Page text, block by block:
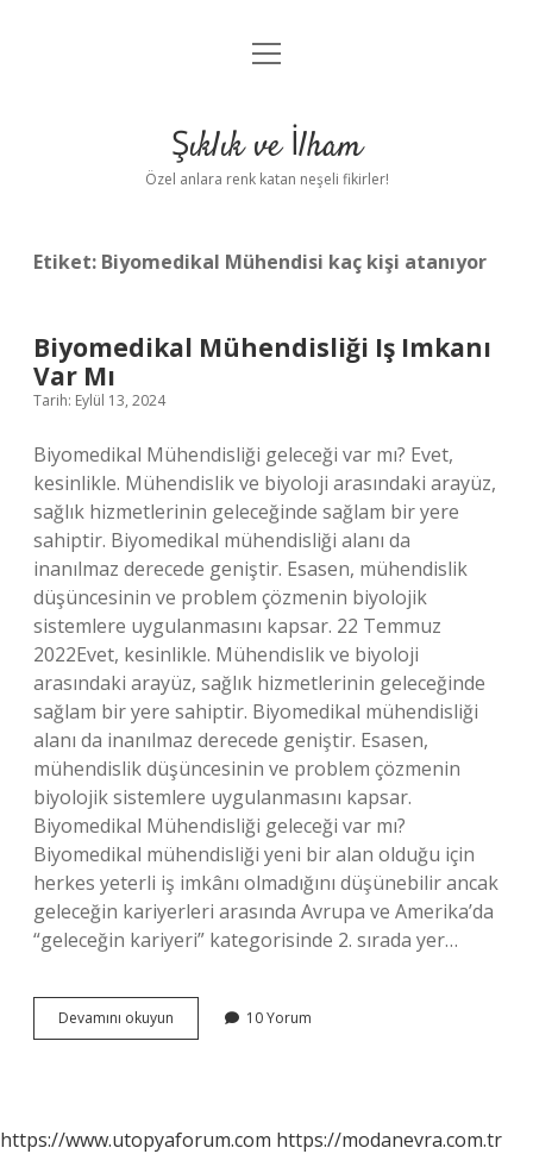
Anasayfa
Yasal Uyarı
menüyü
Şıklık ve İlham
Özel anlara renk katan neşeli fikirler!
Etiket: Biyomedikal Mühendisi kaç kişi atanıyor
Biyomedikal Mühendisliği Iş Imkanı
Var Mı
Tarih: Eylül 13, 2024
Biyomedikal Mühendisliği geleceği var mı? Evet,
kesinlikle. Mühendislik ve biyoloji arasındaki arayüz,
sağlık hizmetlerinin geleceğinde sağlam bir yere
sahiptir. Biyomedikal mühendisliği alanı da
inanılmaz derecede geniştir. Esasen, mühendislik
düşüncesinin ve problem çözmenin biyolojik
sistemlere uygulanmasını kapsar. 22 Temmuz
2022Evet, kesinlikle. Mühendislik ve biyoloji
arasındaki arayüz, sağlık hizmetlerinin geleceğinde
sağlam bir yere sahiptir. Biyomedikal mühendisliği
alanı da inanılmaz derecede geniştir. Esasen,
mühendislik düşüncesinin ve problem çözmenin
biyolojik sistemlere uygulanmasını kapsar.
Biyomedikal Mühendisliği geleceği var mı?
Biyomedikal mühendisliği yeni bir alan olduğu için
herkes yeterli iş imkânı olmadığını düşünebilir ancak
geleceğin kariyerleri arasında Avrupa ve Amerika’da
“geleceğin kariyeri” kategorisinde 2. sırada yer…
Devamını okuyun Biyomedikal
Mühendisliği
10 Yorum
https://www.utopyaforum.com https://modanevra.com.tr